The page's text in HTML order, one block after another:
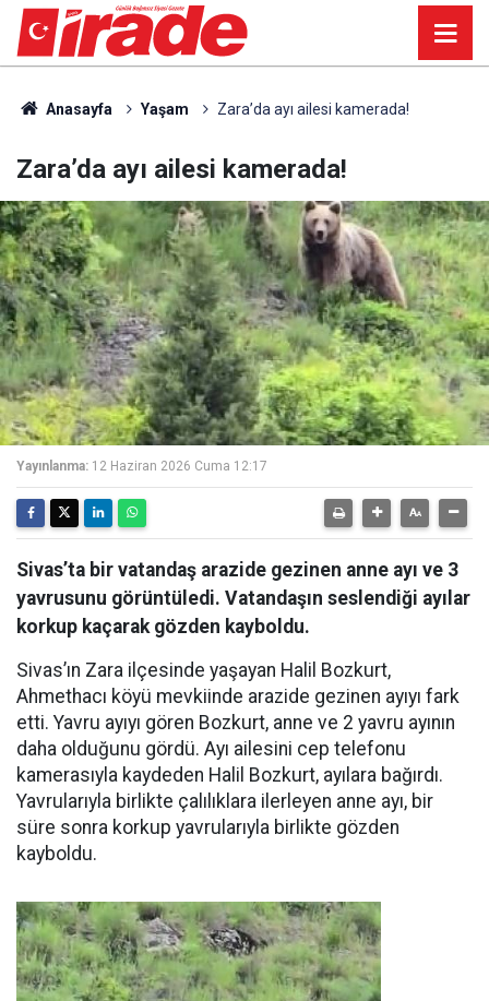
Anasayfa Yaşam Zara’da ayı ailesi kamerada!
Zara’da ayı ailesi kamerada!
Yayınlanma: 12 Haziran 2026 Cuma 12:17
Sivas’ta bir vatandaş arazide gezinen anne ayı ve 3
yavrusunu görüntüledi. Vatandaşın seslendiği ayılar
korkup kaçarak gözden kayboldu.
Sivas’ın Zara ilçesinde yaşayan Halil Bozkurt,
Ahmethacı köyü mevkiinde arazide gezinen ayıyı fark
etti. Yavru ayıyı gören Bozkurt, anne ve 2 yavru ayının
daha olduğunu gördü. Ayı ailesini cep telefonu
kamerasıyla kaydeden Halil Bozkurt, ayılara bağırdı.
Yavrularıyla birlikte çalılıklara ilerleyen anne ayı, bir
süre sonra korkup yavrularıyla birlikte gözden
kayboldu.